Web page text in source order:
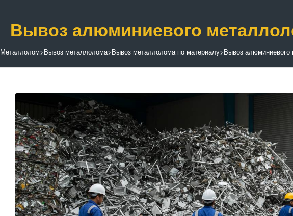
Вывоз алюминиевого
Металлолом>Вывоз металлолома>Вывоз металлолома по материалу>Вывоз